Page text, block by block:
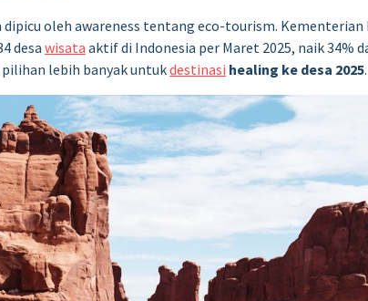
oleh awareness tentang eco-tourism. Kementerian
desawisata aktif di Indonesia per Maret 2025, naik 34%
lebih banyak untukdestinasi healing ke desa 2025.